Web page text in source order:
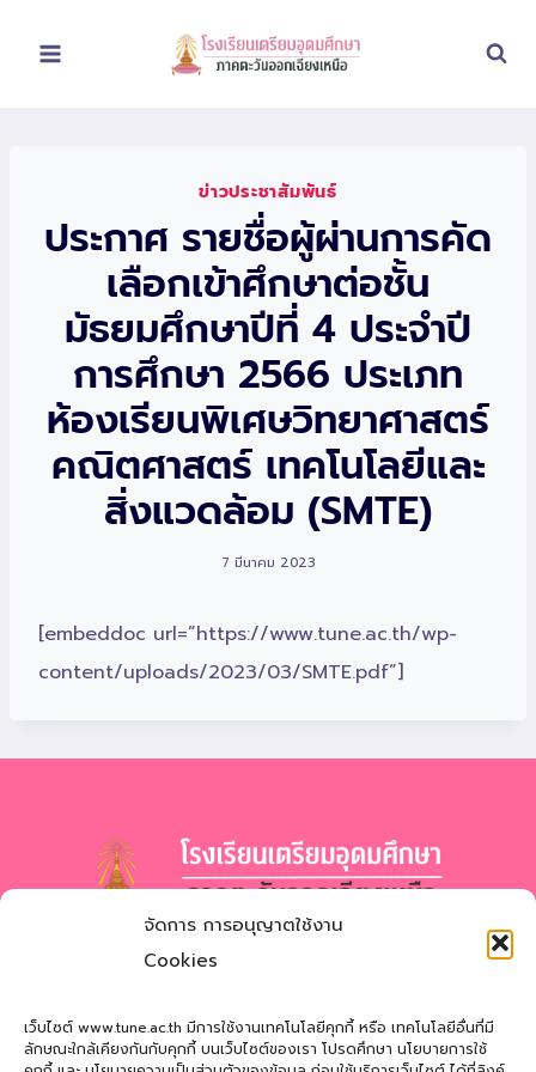
จัดการ การอนุญาตใช้งาน
Cookies
เว็บไซต์ www.tune.ac.th มีการใช้งานเทคโนโลยีคุกกี้ หรือ เทคโนโลยีอื่นที่มี
ลักษณะใกล้เคียงกันกับคุกกี้ บนเว็บไซต์ของเรา โปรดศึกษา นโยบายการใช้
ข่าวประชาสัมพันธ์
ประกาศ รายชื่อผู้ผ่านการคัด
เลือกเข้าศึกษาต่อชั้น
มัธยมศึกษาปีที่ 4 ประจำปี
การศึกษา 2566 ประเภท
ห้องเรียนพิเศษวิทยาศาสตร์
คณิตศาสตร์ เทคโนโลยีและ
สิ่งแวดล้อม (SMTE)
7 มีนาคม 2023
[embeddoc url=”https://www.tune.ac.th/wp-
content/uploads/2023/03/SMTE.pdf”]
โรงเรียนเตรียมอุดมศึกษา
Triamudomsuksa School of the Northeast